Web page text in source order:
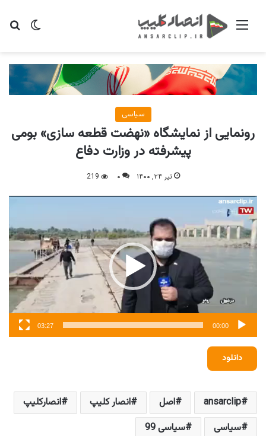
تغییر منو
سیاسی
رونمایی از نمایشگاه «نهضت قطعه سازی» بومی
پیشرفته در وزارت دفاع
تیر ۲۴, ۱۴۰۰ ۰ 219
نمایشگر
ویدیو
00:00
03:27
دانلود
ansarclip اصل انصار کلیپ
انصارکلیپ
سیاسی
سیاسی 99